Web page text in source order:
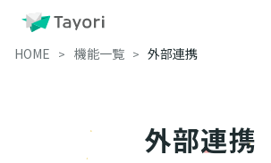
HOME 機能一覧 外部連携
外部連携